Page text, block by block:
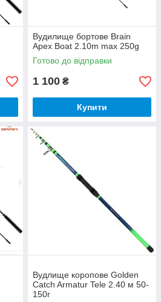
Вудилище бортове Brain
Apex Boat 2.10m max 250g
Готово до відправки
1 100 ₴
Купити
Вудлище коропове Golden
Catch Armatur Tele 2.40 м 50-
150г